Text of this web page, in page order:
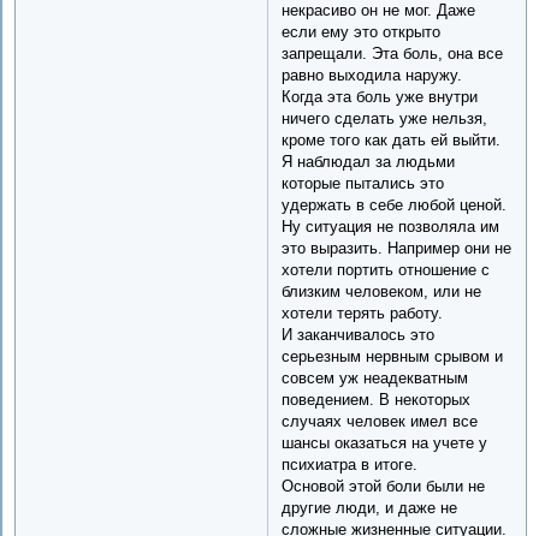
некрасиво он не мог. Даже
если ему это открыто
запрещали. Эта боль, она все
равно выходила наружу.
Когда эта боль уже внутри
ничего сделать уже нельзя,
кроме того как дать ей выйти.
Я наблюдал за людьми
которые пытались это
удержать в себе любой ценой.
Ну ситуация не позволяла им
это выразить. Например они не
хотели портить отношение с
близким человеком, или не
хотели терять работу.
И заканчивалось это
серьезным нервным срывом и
совсем уж неадекватным
поведением. В некоторых
случаях человек имел все
шансы оказаться на учете у
психиатра в итоге.
Основой этой боли были не
другие люди, и даже не
сложные жизненные ситуации.